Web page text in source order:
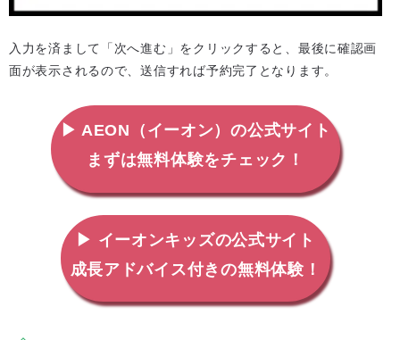
入力を済まして「次へ進む」をクリックすると、最後に確認画
面が表示されるので、送信すれば予約完了となります。
▶ AEON（イーオン）の公式サイト
まずは無料体験をチェック！
▶ イーオンキッズの公式サイト
成長アドバイス付きの無料体験！